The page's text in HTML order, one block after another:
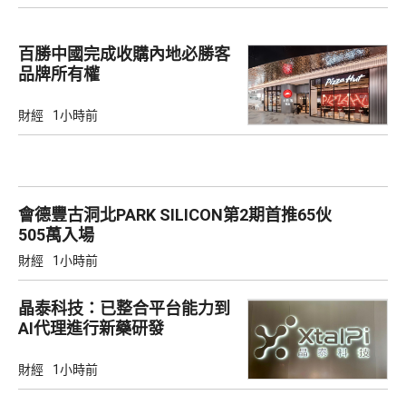
百勝中國完成收購內地必勝客
品牌所有權
財經 1小時前
會德豐古洞北PARK SILICON第2期首推65伙
505萬入場
財經 1小時前
晶泰科技：已整合平台能力到
AI代理進行新藥研發
財經 1小時前